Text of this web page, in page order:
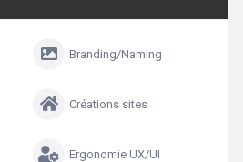
Branding/Naming
Créations sites
Ergonomie UX/UI